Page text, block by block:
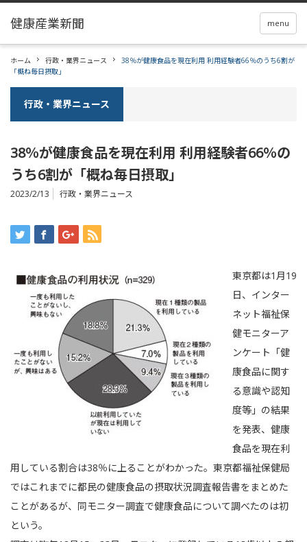
menu
ホーム 行政・業界ニュース
38％が健康食品を現在利用 利用経験者66％のうち6割が
「概ね毎日摂取」
行政・業界ニュース
38％が健康食品を現在利用 利用経験者66％の
うち6割が「概ね毎日摂取」
2023/2/13 行政・業界ニュース
東京都は1月19
日、インター
ネット福祉保
健モニターア
ンケート「健
康食品に関す
る意識や認知
度等」の結果
を発表、健康
食品を現在利
用している割合は38％に上ることがわかった。東京都福祉保健局
ではこれまでに都民の健康食品の摂取状況調査報告書をまとめた
ことがあるが、同モニター調査で健康食品について調べたのは初
という。